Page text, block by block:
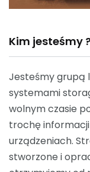
Kim jesteśmy
Jesteśmy grupą
systemami
wolnym czasie
trochę
urządzeniach.
stworzone i